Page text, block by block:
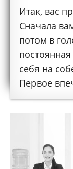
Итак, вас
Сначала
потом в
себя на
Первое